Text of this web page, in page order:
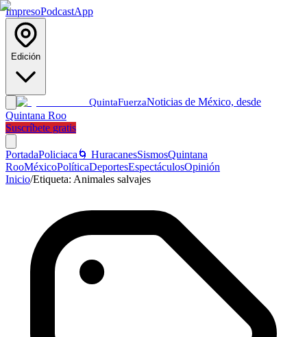
ImpresoPodcastApp
Edición
QuintaFuerzaNoticias de México, desde
Quintana Roo
Suscríbete gratis
PortadaPoliciaca 🌀 HuracanesSismosQuintana
RooMéxicoPolíticaDeportesEspectáculosOpinión
Inicio/Etiqueta: Animales salvajes